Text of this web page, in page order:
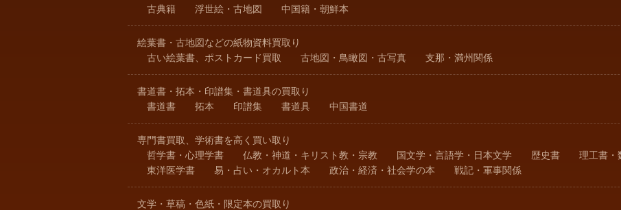
古典籍
浮世絵・古地図 中国籍・朝鮮本
絵葉書・古地図などの紙物資料買取り
古い絵葉書、ポストカード買取
古地図・鳥瞰図・古写真 支那・満州関係
書道書・拓本・印譜集・書道具の買取り
書道書
拓本 印譜集 書道具 中国書道
専門書買取、学術書を高く買い取り
哲学書・心理学書
仏教・神道・キリスト教・宗教 国文学・言語学・日本文学 歴史書 理工書・
東洋医学書
易・占い・オカルト本 政治・経済・社会学の本 戦記・軍事関係
文学・草稿・色紙・限定本の買取り